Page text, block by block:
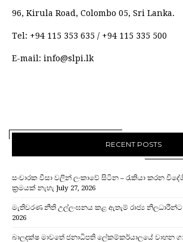
96, Kirula Road, Colombo 05, Sri Lanka.
Tel: +94 115 353 635 / +94 115 335 500
E-mail: info@slpi.lk
RECENT POSTS
සංචාරක වීසා වලින් ලංකාවේ සිටින – රැකියා කරන
ක්‍රමයක් නැහැ July 27, 2026
මැතිවරණ නීති උල්ලංඝනය කළ ඇතැම් රාජ්‍ය
2026
බාලදක්ෂ මාවතේ ජනාධිපති ලේකම්කර්යාලයේ වාහන